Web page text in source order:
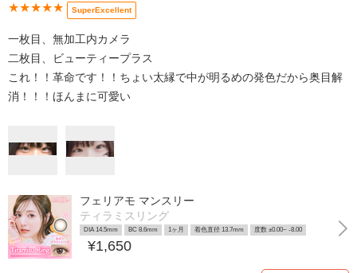
★★★★★ SuperExcellent
一枚目、無加工内カメラ
二枚目、ビューティープラス
これ！！革命です！！ちょい太縁で中が明るめの発色だから奥目解
消！！！ほんまに可愛い
フェリアモ マンスリー
ティラミスリング
DIA 14.5mm BC 8.6mm 1ヶ月 着色直径 13.7mm 度数 ±0.00~ -8.00
¥1,650